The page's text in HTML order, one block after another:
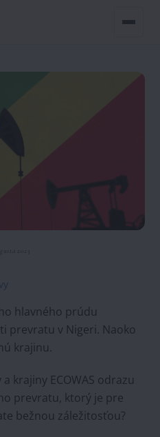
hlavného prúdu
prevratu v Nigeri. Naoko
krajinu.
krajiny ECOWAS odrazu
prevratu, ktorý je pre
bežnou záležitosťou?